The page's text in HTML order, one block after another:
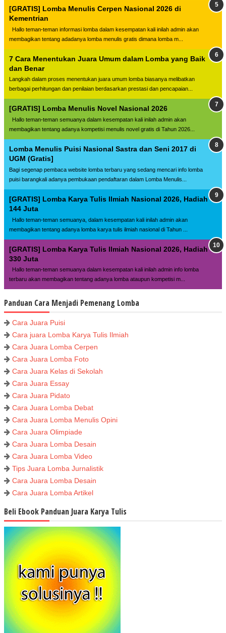
[GRATIS] Lomba Menulis Cerpen Nasional 2026 di
Kementrian
Hallo teman-teman informasi lomba dalam kesempatan kali inilah admin akan
membagikan tentang adadanya lomba menulis gratis dimana lomba m...
7 Cara Menentukan Juara Umum dalam Lomba yang Baik
dan Benar
Langkah dalam proses menentukan juara umum lomba biasanya melibatkan
berbagai perhitungan dan penilaian berdasarkan prestasi dan pencapaian...
[GRATIS] Lomba Menulis Novel Nasional 2026
Hallo teman-teman semuanya dalam kesempatan kali inilah admin akan
membagikan tentang adanya kompetisi menulis novel gratis di Tahun 2026...
Lomba Menulis Puisi Nasional Sastra dan Seni 2017 di
UGM (Gratis]
Bagi segenap pembaca website lomba terbaru yang sedang mencari info lomba
puisi barangkali adanya pembukaan pendaftaran dalam Lomba Menulis...
[GRATIS] Lomba Karya Tulis Ilmiah Nasional 2026, Hadiah
144 Juta
Hallo teman-teman semuanya, dalam kesempatan kali inilah admin akan
membagikan tentang adanya lomba karya tulis ilmiah nasional di Tahun ...
[GRATIS] Lomba Karya Tulis Ilmiah Nasional 2026, Hadiah
330 Juta
Hallo teman-teman semuanya dalam kesempatan kali inilah admin info lomba
terbaru akan membagikan tentang adanya lomba ataupun kompetisi m...
Panduan Cara Menjadi Pemenang Lomba
Cara Juara Puisi
Cara juara Lomba Karya Tulis Ilmiah
Cara Juara Lomba Cerpen
Cara Juara Lomba Foto
Cara Juara Kelas di Sekolah
Cara Juara Essay
Cara Juara Pidato
Cara Juara Lomba Debat
Cara Juara Lomba Menulis Opini
Cara Juara Olimpiade
Cara Juara Lomba Desain
Cara Juara Lomba Video
Tips Juara Lomba Jurnalistik
Cara Juara Lomba Desain
Cara Juara Lomba Artikel
Beli Ebook Panduan Juara Karya Tulis